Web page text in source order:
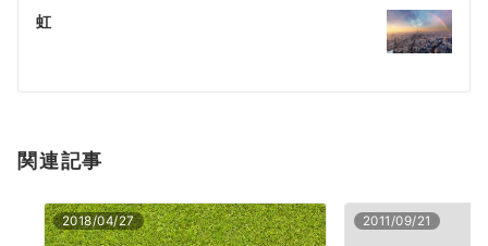
ン
虹
関連記事
2018/04/27 2011/09/21